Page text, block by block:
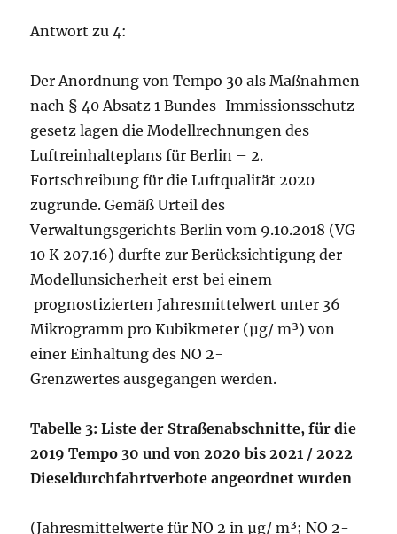
Antwort zu 4:
Der Anordnung von Tempo 30 als Maßnahmen
nach § 40 Absatz 1 Bundes-Immissionsschutz-
gesetz lagen die Modellrechnungen des
Luftreinhalteplans für Berlin – 2.
Fortschreibung für die Luftqualität 2020
zugrunde. Gemäß Urteil des
Verwaltungsgerichts Berlin vom 9.10.2018 (VG
10 K 207.16) durfte zur Berücksichtigung der
Modellunsicherheit erst bei einem
prognostizierten Jahresmittelwert unter 36
Mikrogramm pro Kubikmeter (µg/ m³) von
einer Einhaltung des NO 2-
Grenzwertes ausgegangen werden.
Tabelle 3: Liste der Straßenabschnitte, für die
2019 Tempo 30 und von 2020 bis 2021 / 2022
Dieseldurchfahrtverbote angeordnet wurden
(Jahresmittelwerte für NO 2 in µg/ m³; NO 2-